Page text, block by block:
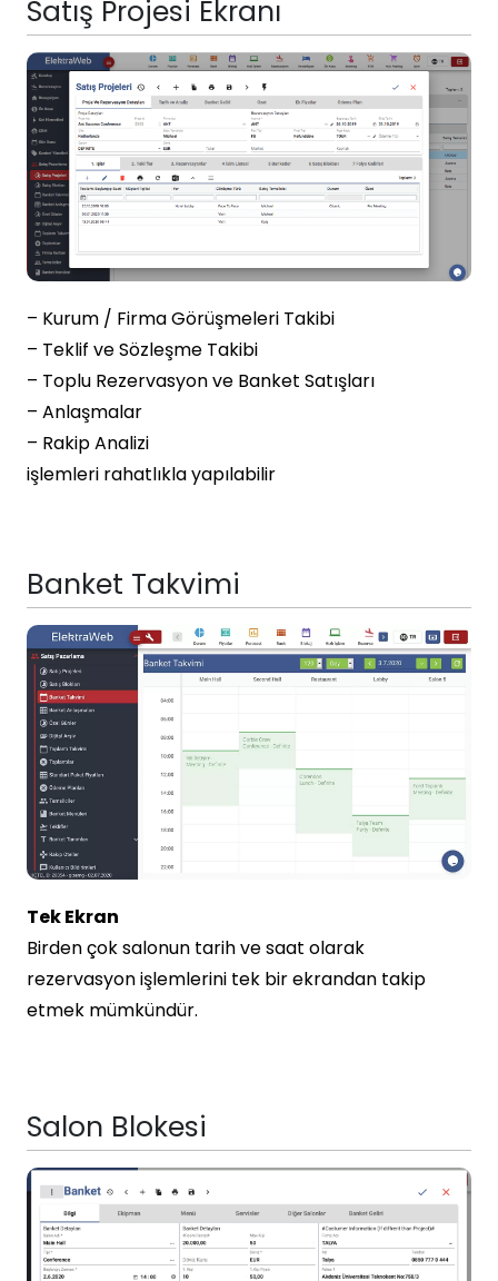
Satış Projesi Ekranı
– Kurum / Firma Görüşmeleri Takibi
– Teklif ve Sözleşme Takibi
– Toplu Rezervasyon ve Banket Satışları
– Anlaşmalar
– Rakip Analizi
işlemleri rahatlıkla yapılabilir
Banket Takvimi
Tek Ekran
Birden çok salonun tarih ve saat olarak
rezervasyon işlemlerini tek bir ekrandan takip
etmek mümkündür.
Salon Blokesi